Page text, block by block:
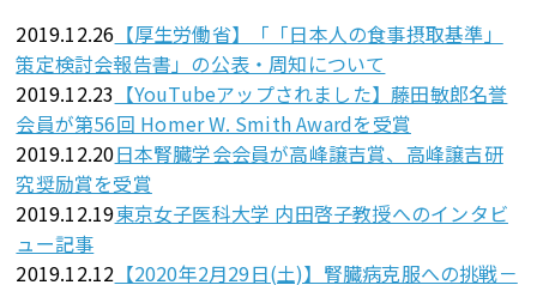
2019.12.26 【厚生労働省】「「日本人の食事摂取基準」
策定検討会報告書」の公表・周知について
2019.12.23 【YouTubeアップされました】藤田敏郎名誉
会員が第56回 Homer W. Smith Awardを受賞
2019.12.20日本腎臓学会会員が高峰譲吉賞、高峰譲吉研
究奨励賞を受賞
2019.12.19東京女子医科大学 内田啓子教授へのインタビ
ュー記事
2019.12.12 【2020年2月29日(土)】腎臓病克服への挑戦－